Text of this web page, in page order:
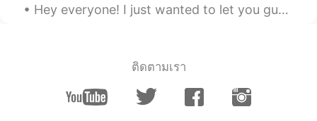
美味しそう！息子さんも幸せですね☺️ 料理
ゆーちゃん 2020.09.06 22:10
Hey everyone! I just wanted to let you guys know that there’s a hurricane coming towards where I ...
ติดตามเรา